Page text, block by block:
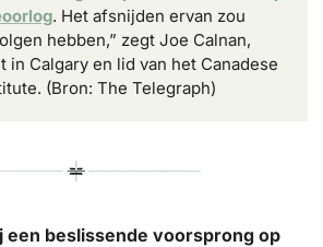
. Het afsnijden ervan zou
hebben,” zegt Joe Calnan,
in Calgary en lid van het Canadese
(Bron: The Telegraph)
een beslissende voorsprong op